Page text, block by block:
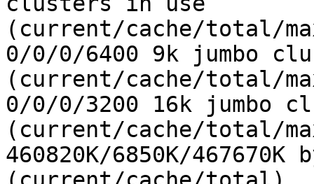
(current/cache/total/
0/0/0/6400 9k jumbo
(current/cache/total/
0/0/0/3200 16k jumbo
(current/cache/total/
460820K/6850K/